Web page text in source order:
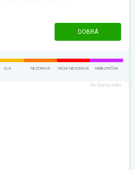
DOBRÁ
ZLÁ NEZDRAVÁ VEĽMI NEZDRAVÁ NEBEZPEČNÁ
Air Quality Index